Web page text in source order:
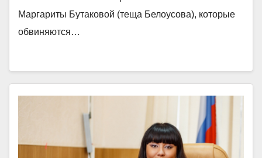
Маргариты Бутаковой (теща Белоусова), которые
обвиняются…